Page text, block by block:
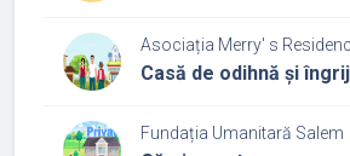
Asociația Merry' s
Casă de odihnă și
Fundația Umanitară Salem